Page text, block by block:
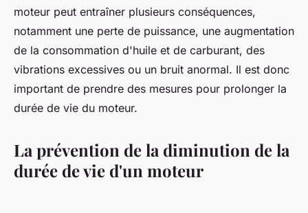
moteur peut entraîner plusieurs conséquences,
notamment une perte de puissance, une augmentation
de la consommation d'huile et de carburant, des
vibrations excessives ou un bruit anormal. Il est donc
important de prendre des mesures pour prolonger la
durée de vie du moteur.
La prévention de la diminution de la
durée de vie d'un moteur